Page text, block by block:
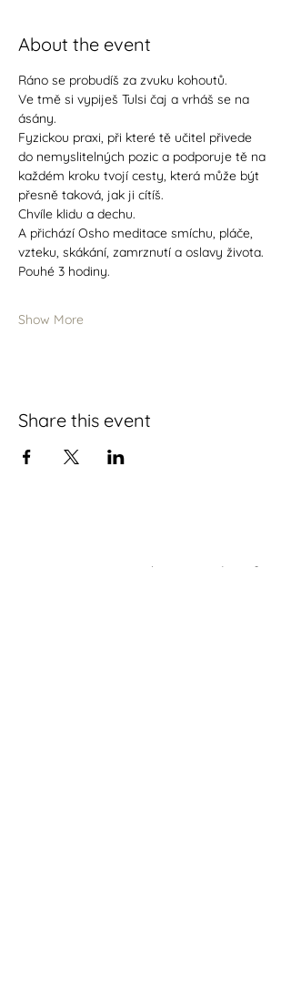
About the event
Ráno se probudíš za zvuku kohoutů.
Ve tmě si vypiješ Tulsi čaj a vrháš se na
ásány.
Fyzickou praxi, při které tě učitel přivede
do nemyslitelných pozic a podporuje tě na
každém kroku tvojí cesty, která může být
přesně taková, jak ji cítíš.
Chvíle klidu a dechu.
A přichází Osho meditace smíchu, pláče,
vzteku, skákání, zamrznutí a oslavy života.
Pouhé 3 hodiny.
Show More
Share this event
Are you interested in something?